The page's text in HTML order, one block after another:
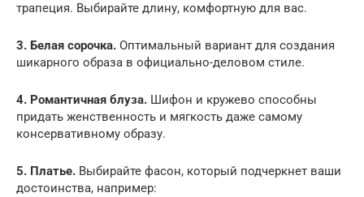
трапеция. Выбирайте длину, комфортную для вас.
3. Белая сорочка. Оптимальный вариант для создания
шикарного образа в официально-деловом стиле.
4. Романтичная блуза. Шифон и кружево способны
придать женственность и мягкость даже самому
консервативному образу.
5. Платье. Выбирайте фасон, который подчеркнет ваши
достоинства, например: